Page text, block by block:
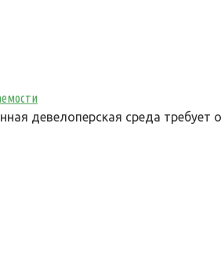
девелоперская среда требует